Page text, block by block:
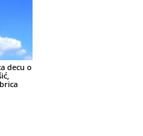
decu o